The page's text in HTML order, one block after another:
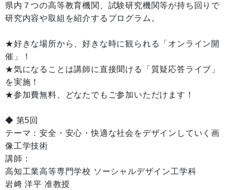
県内７つの高等教育機関、試験研究機関等が持ち回りで
研究内容や取組を紹介するプログラム。
★好きな場所から、好きな時に観られる「オンライン開
催」！
★気になることは講師に直接聞ける「質疑応答ライブ」
を実施！
★参加費無料、どなたでもご参加いただけます！
◆ 第5回
テーマ：安全・安心・快適な社会をデザインしていく画
像工学技術
講師：
高知工業高等専門学校 ソーシャルデザイン工学科
岩﨑 洋平 准教授